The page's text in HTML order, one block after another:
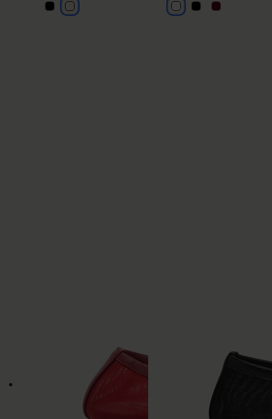
アラバスタ
アラバスタ
ホワイトホワイトホワイト